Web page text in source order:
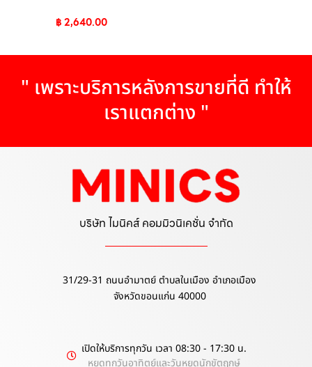
฿2,640.00
" เพราะบริการหลังการขายที่ดี ทำให้
เราแตกต่าง "
บริษัท ไมนิคส์ คอมมิวนิเคชั่น จำกัด
31/29-31 ถนนอำมาตย์ ตำบลในเมือง อำเภอเมือง
จังหวัดขอนแก่น 40000
เปิดให้บริการทุกวัน เวลา 08:30 - 17:30 น.
หยุดทุกวันอาทิตย์และวันหยุดนักขัตฤกษ์